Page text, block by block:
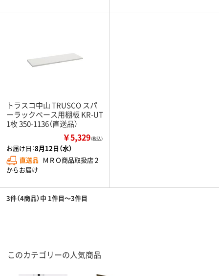
トラスコ中山 TRUSCO スパ
ーラックベース用棚板 KR-UT
1枚 350-1136（直送品）
￥5,329（税込）
お届け日：8月12日（水）
直送品 ＭＲＯ商品取扱店２
からお届け
3件（4商品）中 1件目～3件目
このカテゴリーの人気商品